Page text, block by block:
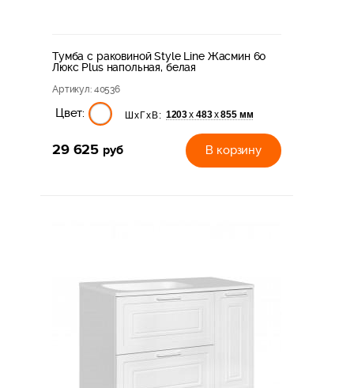
Тумба с раковиной Style Line Жасмин 60
Люкс Plus напольная, белая
Артикул: 40536
Цвет: ШхГхВ: 1203х 483х 855 мм
29 625 руб В корзину